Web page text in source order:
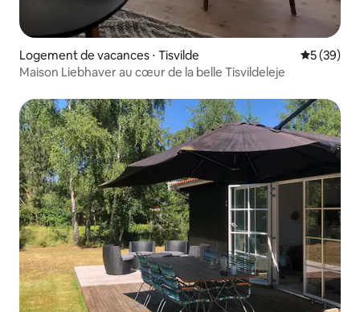
Logement de vacances ⋅ Tisvilde
5 (39)
Maison Liebhaver au cœur de la belle Tisvildeleje